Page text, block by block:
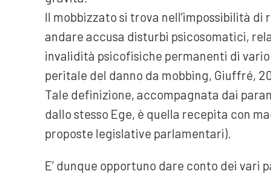
Il mobbizzato si trova nell’impossibilità
andare accusa disturbi psicosomatici,
invalidità psicofisiche permanenti di
peritale del danno da mobbing, Giuffré,
Tale definizione, accompagnata dai
dallo stesso Ege, è quella recepita con
proposte legislative parlamentari).
E’ dunque opportuno dare conto dei vari